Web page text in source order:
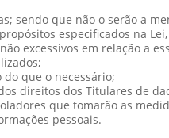
sendo que não o serão a
especificados na
excessivos em relação a
que o necessário;
direitos dos Titulares de
que tomarão as
pessoais.